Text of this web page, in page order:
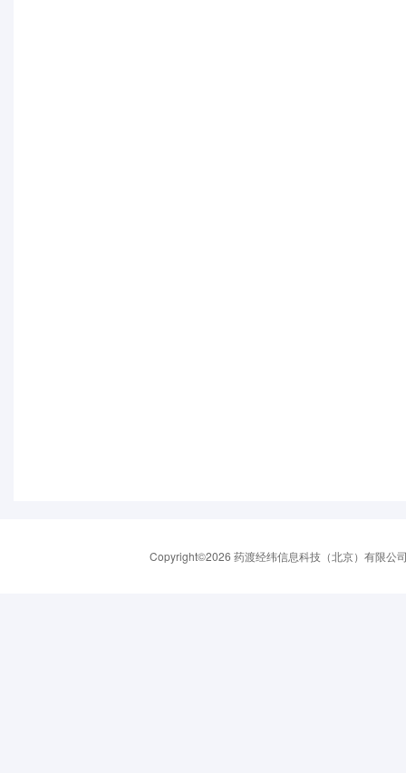
Copyright©2026 药渡经纬信息科技（北京）有限公